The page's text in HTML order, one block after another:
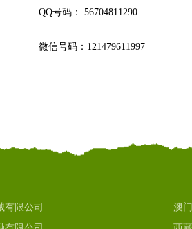
QQ号码： 56704811290
微信号码：121479611997
有限公司 澳